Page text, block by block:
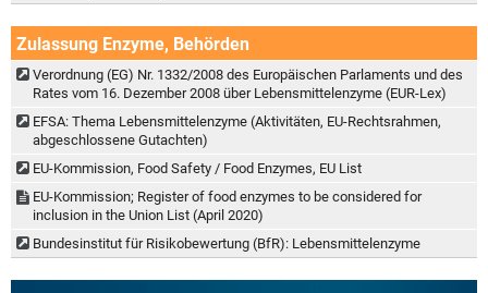
Zulassung Enzyme, Behörden
Verordnung (EG) Nr. 1332/2008 des Europäischen Parlaments und des
Rates vom 16. Dezember 2008 über Lebensmittelenzyme (EUR-Lex)
EFSA: Thema Lebensmittelenzyme (Aktivitäten, EU-Rechtsrahmen,
abgeschlossene Gutachten)
EU-Kommission, Food Safety / Food Enzymes, EU List
EU-Kommission; Register of food enzymes to be considered for
inclusion in the Union List (April 2020)
Bundesinstitut für Risikobewertung (BfR): Lebensmittelenzyme